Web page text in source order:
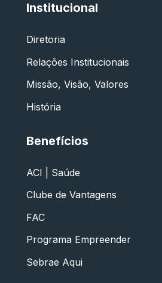
Institucional
Diretoria
Relações Institucionais
Missão, Visão, Valores
História
Benefícios
ACI | Saúde
Clube de Vantagens
FAC
Programa Empreender
Sebrae Aqui